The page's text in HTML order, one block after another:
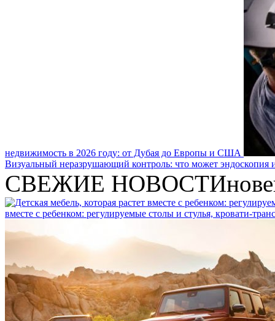
недвижимость в 2026 году: от Дубая до Европы и США
Визуальный неразрушающий контроль: что может эндоскопия
СВЕЖИЕ НОВОСТИ
вместе с ребенком: регулируемые столы и стулья, кровати-